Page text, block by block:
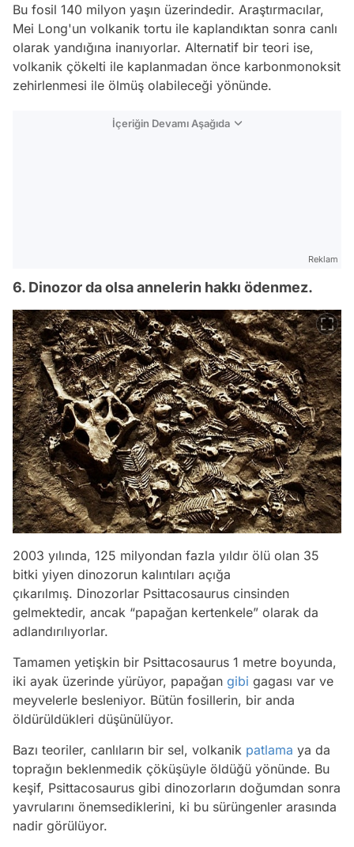
Bu fosil 140 milyon yaşın üzerindedir. Araştırmacılar,
Mei Long'un volkanik tortu ile kaplandıktan sonra canlı
olarak yandığına inanıyorlar. Alternatif bir teori ise,
volkanik çökelti ile kaplanmadan önce karbonmonoksit
zehirlenmesi ile ölmüş olabileceği yönünde.
İçeriğin Devamı Aşağıda
Reklam
6. Dinozor da olsa annelerin hakkı ödenmez.
2003 yılında, 125 milyondan fazla yıldır ölü olan 35
bitki yiyen dinozorun kalıntıları açığa
çıkarılmış. Dinozorlar Psittacosaurus cinsinden
gelmektedir, ancak “papağan kertenkele” olarak da
adlandırılıyorlar.
Tamamen yetişkin bir Psittacosaurus 1 metre boyunda,
iki ayak üzerinde yürüyor, papağan gibi gagası var ve
meyvelerle besleniyor. Bütün fosillerin, bir anda
öldürüldükleri düşünülüyor.
Bazı teoriler, canlıların bir sel, volkanik patlama ya da
toprağın beklenmedik çöküşüyle ​​öldüğü yönünde. Bu
keşif, Psittacosaurus gibi dinozorların doğumdan sonra
yavrularını önemsediklerini, ki bu sürüngenler arasında
nadir görülüyor.